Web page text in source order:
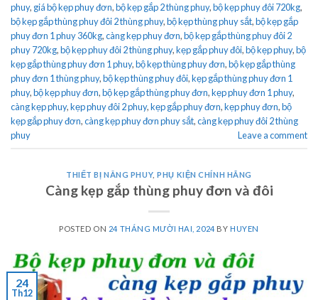
phuy, giá bộ kẹp phuy đơn,bộ kẹp gắp 2 thùng phuy,bộ kẹp phuy đôi 720kg,
bộ kẹp gắp thùng phuy đôi 2 thùng phuy,bộ kẹp thùng phuy sắt,bộ kẹp gắp
phuy đơn 1 phuy 360kg,càng kẹp phuy đơn,bộ kẹp gắp thùng phuy đôi 2
phuy 720kg,bộ kẹp phuy đôi 2 thùng phuy,kẹp gắp phuy đôi,bộ kẹp phuy,bộ
kẹp gắp thùng phuy đơn 1 phuy,bộ kẹp thùng phuy đơn,bộ kẹp gắp thùng
phuy đơn 1 thùng phuy,bộ kẹp thùng phuy đôi,kẹp gắp thùng phuy đơn 1
phuy,bộ kẹp phuy đơn,bộ kẹp gắp thùng phuy đơn,kẹp phuy đơn 1 phuy,
càng kẹp phuy,kẹp phuy đôi 2 phuy,kẹp gắp phuy đơn,kẹp phuy đơn,bộ
kẹp gắp phuy đơn,càng kẹp phuy đơn phuy sắt,càng kẹp phuy đôi 2 thùng
phuy
Leave a comment
THIẾT BỊ NÂNG PHUY,PHỤ KIỆN CHÍNH HÃNG
Càng kẹp gắp thùng phuy đơn và đôi
POSTED ON 24 THÁNG MƯỜI HAI, 2024 BY HUYEN
24
Th12